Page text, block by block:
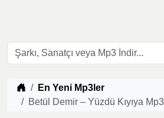
Müzik indir
En Yeni Mp3ler
Betül Demir – Yüzdü Kıyıya